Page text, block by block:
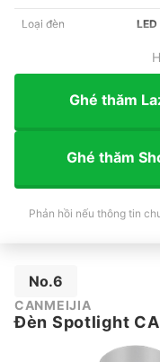
Loại đèn LED
Ghé thăm
Ghé thăm
Phản hồi nếu thông tin
No.6
CANMEIJIA
Đèn Spotlight